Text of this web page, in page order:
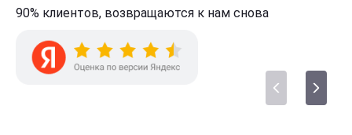
90% клиентов, возвращаются к нам снова